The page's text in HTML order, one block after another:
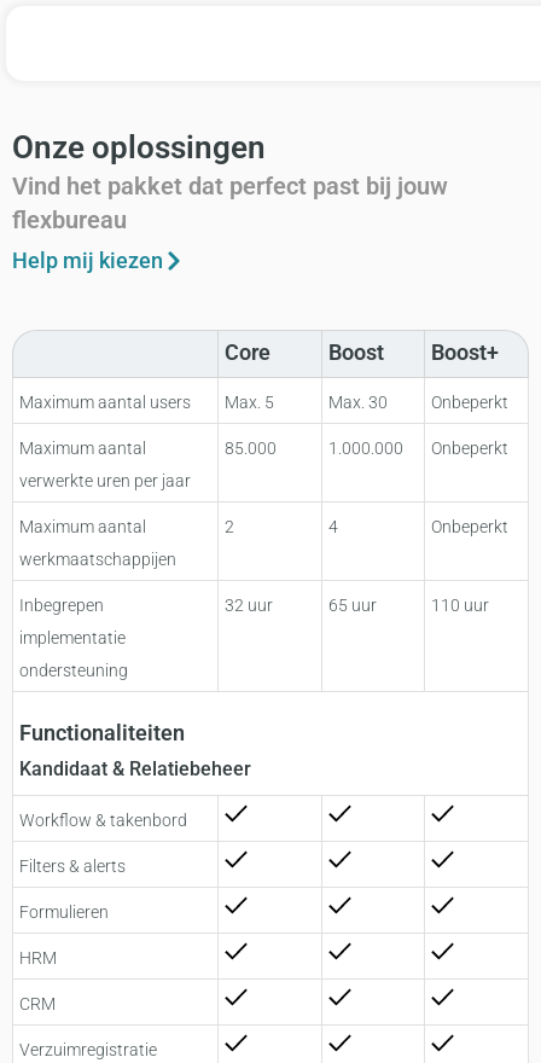
Onze oplossingen
Vind het pakket dat perfect past bij jouw
flexbureau
Help mij kiezen
Core Boost Boost+
Maximum aantal users Max. 5 Max. 30 Onbeperkt
Maximum aantal
verwerkte uren per jaar
85.000 1.000.000 Onbeperkt
Maximum aantal
werkmaatschappijen
2 4 Onbeperkt
Inbegrepen
implementatie
ondersteuning
32 uur 65 uur 110 uur
Functionaliteiten
Kandidaat & Relatiebeheer
Workflow & takenbord
Filters & alerts
Formulieren
HRM
CRM
Verzuimregistratie